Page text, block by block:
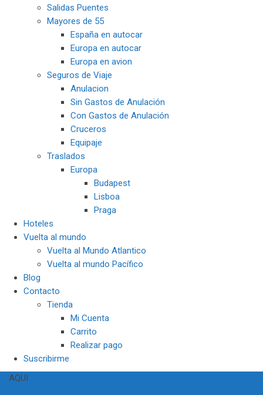
Salidas Puentes
Mayores de 55
España en autocar
Europa en autocar
Europa en avion
Seguros de Viaje
Anulacion
Sin Gastos de Anulación
Con Gastos de Anulación
Cruceros
Equipaje
Traslados
Europa
Budapest
Lisboa
Praga
Hoteles
Vuelta al mundo
Vuelta al Mundo Atlantico
Vuelta al mundo Pacífico
Blog
Contacto
Tienda
Mi Cuenta
Carrito
Realizar pago
Suscribirme
AQUI